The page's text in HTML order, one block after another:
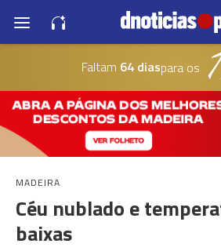
Faltam 64 diaspara os
MADEIRA
Céu nublado e
baixas